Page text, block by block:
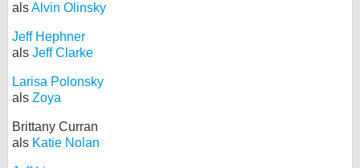
alsAlvin Olinsky
Jeff Hephner
als Jeff Clarke
Larisa Polonsky
als Zoya
Brittany Curran
als Katie Nolan